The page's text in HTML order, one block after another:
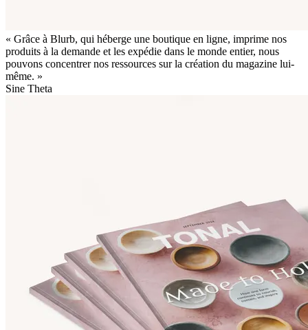
« Grâce à Blurb, qui héberge une boutique en ligne, imprime nos
produits à la demande et les expédie dans le monde entier, nous
pouvons concentrer nos ressources sur la création du magazine lui-
même. »
Sine Theta